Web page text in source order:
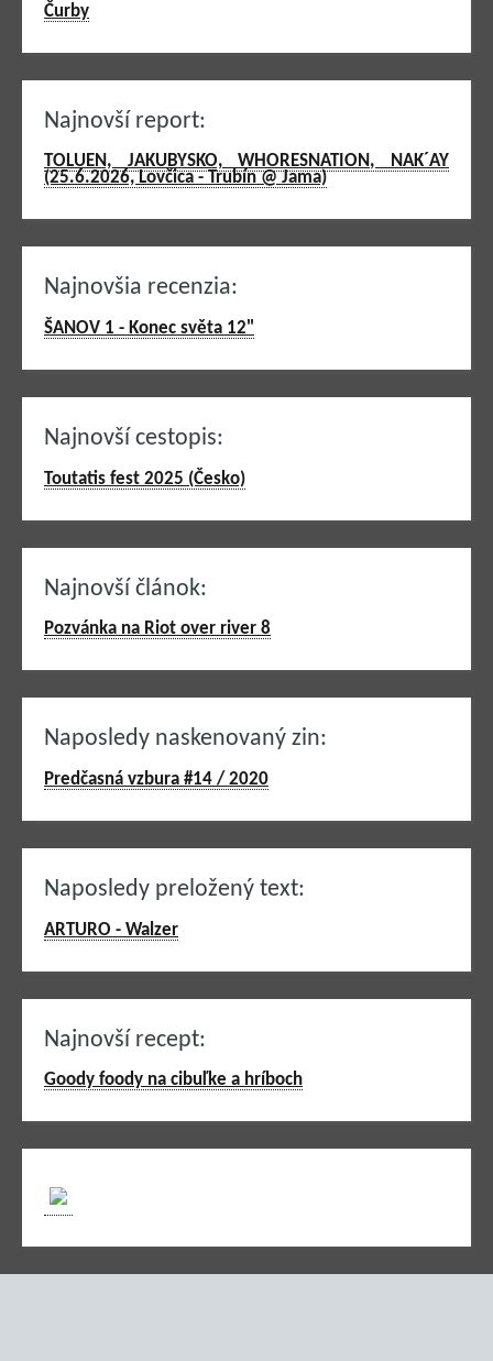
Čurby
Najnovší report:
TOLUEN, JAKUBYSKO, WHORESNATION, NAK´AY
(25.6.2026, Lovčica - Trubín @ Jama)
Najnovšia recenzia:
ŠANOV 1 - Konec světa 12"
Najnovší cestopis:
Toutatis fest 2025 (Česko)
Najnovší článok:
Pozvánka na Riot over river 8
Naposledy naskenovaný zin:
Predčasná vzbura #14 / 2020
Naposledy preložený text:
ARTURO - Walzer
Najnovší recept:
Goody foody na cibuľke a hríboch